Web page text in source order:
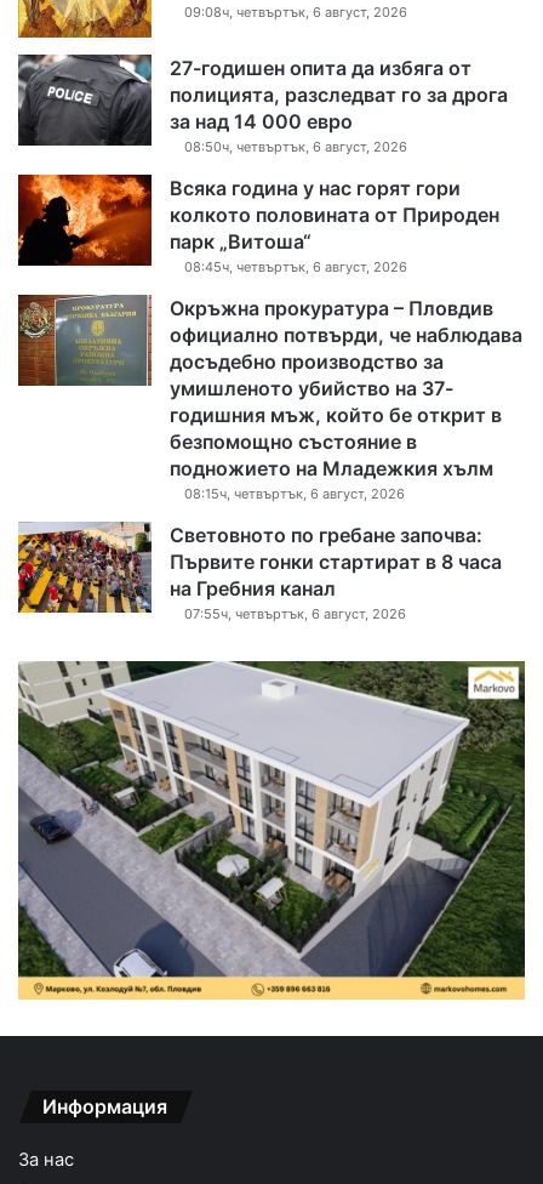
09:08ч, четвъртък, 6 август, 2026
27-годишен опита да избяга от
полицията, разследват го за дрога
за над 14 000 евро
08:50ч, четвъртък, 6 август, 2026
Всяка година у нас горят гори
колкото половината от Природен
парк „Витоша“
08:45ч, четвъртък, 6 август, 2026
Окръжна прокуратура – Пловдив
официално потвърди, че наблюдава
досъдебно производство за
умишленото убийство на 37-
годишния мъж, който бе открит в
безпомощно състояние в
подножието на Младежкия хълм
08:15ч, четвъртък, 6 август, 2026
Световното по гребане започва:
Първите гонки стартират в 8 часа
на Гребния канал
07:55ч, четвъртък, 6 август, 2026
Информация
За нас